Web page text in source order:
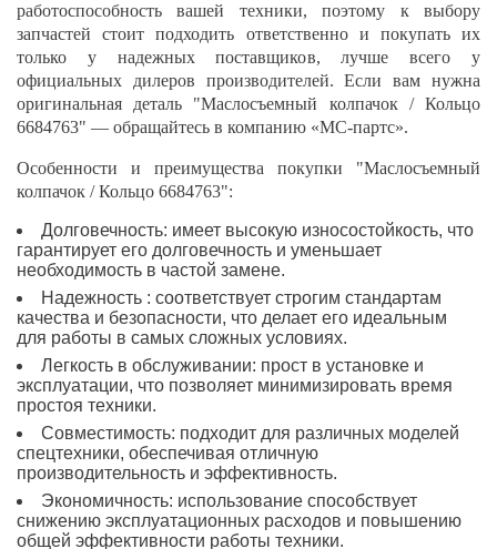
работоспособность вашей техники, поэтому к выбору
запчастей стоит подходить ответственно и покупать их
только у надежных поставщиков, лучше всего у
официальных дилеров производителей. Если вам нужна
оригинальная деталь "Маслосъемный колпачок / Кольцо
6684763" — обращайтесь в компанию «МС-партс».
Особенности и преимущества покупки "Маслосъемный
колпачок / Кольцо 6684763":
Долговечность: имеет высокую износостойкость, что
гарантирует его долговечность и уменьшает
необходимость в частой замене.
Надежность : соответствует строгим стандартам
качества и безопасности, что делает его идеальным
для работы в самых сложных условиях.
Легкость в обслуживании: прост в установке и
эксплуатации, что позволяет минимизировать время
простоя техники.
Совместимость: подходит для различных моделей
спецтехники, обеспечивая отличную
производительность и эффективность.
Экономичность: использование способствует
снижению эксплуатационных расходов и повышению
общей эффективности работы техники.